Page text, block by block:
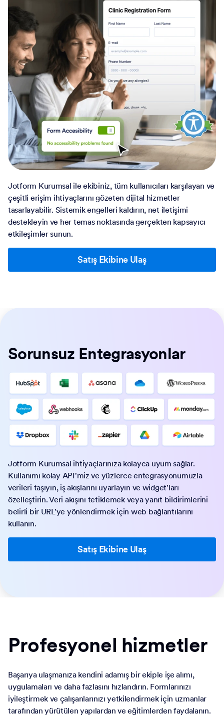
Jotform Kurumsal ile ekibiniz, tüm kullanıcıları karşılayan ve
çeşitli erişim ihtiyaçlarını gözeten dijital hizmetler
tasarlayabilir. Sistemik engelleri kaldırın, net iletişimi
destekleyin ve her temas noktasında gerçekten kapsayıcı
etkileşimler sunun.
Satış Ekibine Ulaş
Sorunsuz Entegrasyonlar
Jotform Kurumsal ihtiyaçlarınıza kolayca uyum sağlar.
Kullanımı kolay API'miz ve yüzlerce entegrasyonumuzla
verileri taşıyın, iş akışlarını uyarlayın ve widget'ları
özelleştirin. Veri akışını tetiklemek veya yanıt bildirimlerini
belirli bir URL'ye yönlendirmek için web bağlantılarını
kullanın.
Satış Ekibine Ulaş
Profesyonel hizmetler
Başarıya ulaşmanıza kendini adamış bir ekiple işe alımı,
uygulamaları ve daha fazlasını hızlandırın. Formlarınızı
iyileştirmek ve çalışanlarınızı yetkilendirmek için uzmanlar
tarafından yürütülen yapılardan ve eğitimlerden faydalanın.